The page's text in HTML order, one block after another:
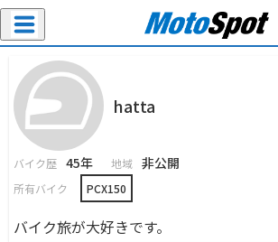
hatta
バイク歴 45年 地域 非公開
所有バイク PCX150
バイク旅が大好きです。